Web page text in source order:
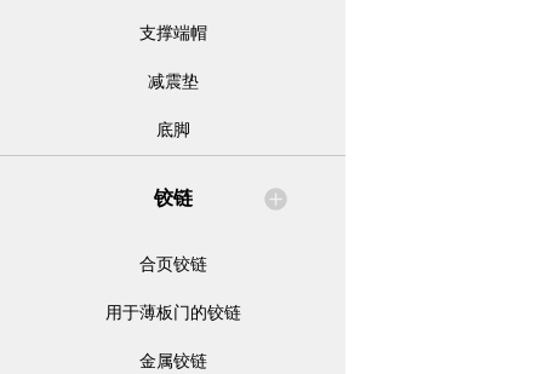
支撑端帽
减震垫
底脚
铰链
合页铰链
用于薄板门的铰链
金属铰链